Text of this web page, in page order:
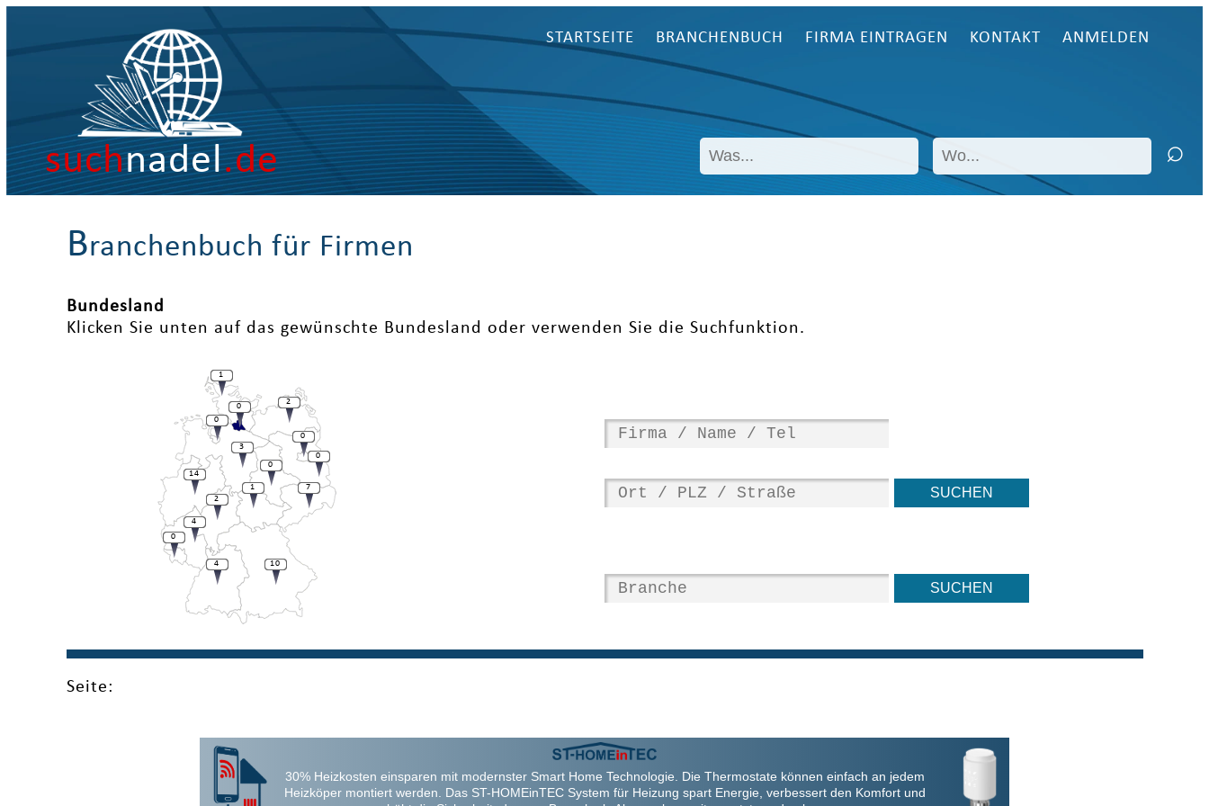
suchnadel.de
STARTSEITE BRANCHENBUCH FIRMA EINTRAGEN KONTAKT ANMELDEN
Branchenbuch für Firmen
Bundesland
Klicken Sie unten auf das gewünschte Bundesland oder verwenden Sie die Suchfunktion.
7
0
14
0
0
2
0
1
0
3
0
2
4
4
1
10
Seite:
30% Heizkosten einsparen mit modernster Smart Home Technologie. Die Thermostate können einfach an jedem
Heizköper montiert werden. Das ST-HOMEinTEC System für Heizung spart Energie, verbessert den Komfort und